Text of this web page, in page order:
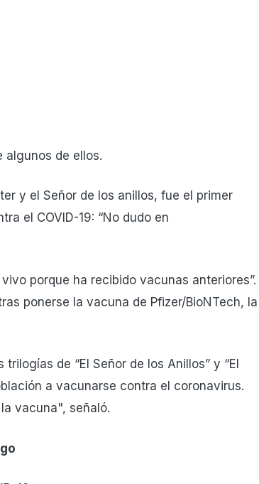
algunos de ellos.
y el Señor de los anillos, fue el primer
el COVID-19: “No dudo en
porque ha recibido vacunas anteriores”.
ponerse la vacuna de Pfizer/BioNTech, la
de “El Señor de los Anillos” y “El
a vacunarse contra el coronavirus.
vacuna", señaló.